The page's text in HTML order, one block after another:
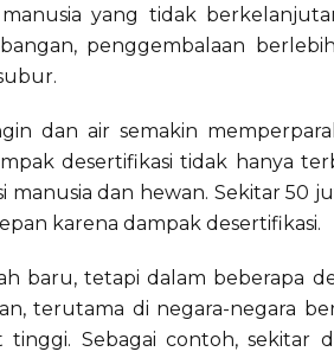
yang tidak
penggembalaan
dan air semakin
desertifikasi tidak hanya
manusia dan hewan. Sekitar 50
karena dampak desertifikasi.
baru, tetapi dalam beberapa
terutama di negara-negara
tinggi. Sebagai contoh, sekitar